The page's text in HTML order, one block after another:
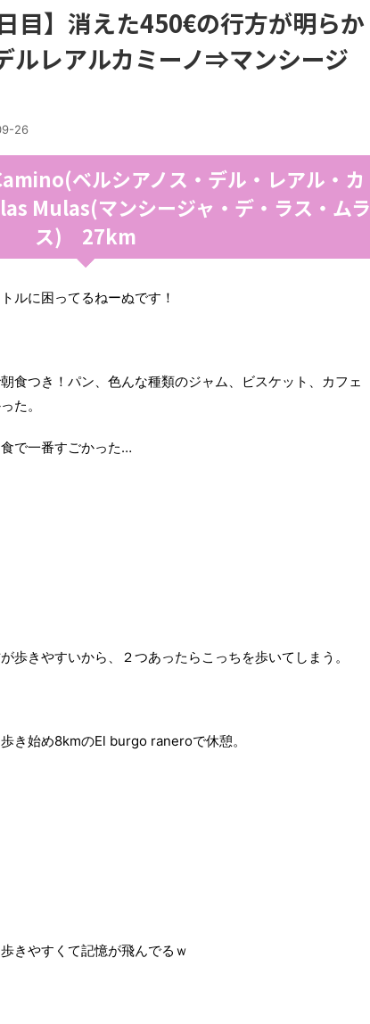
目】消えた450€の行方が明らか
ルレアルカミーノ⇒マンシージ
26
ベルシアノス・デル・レアル・カ
Mulas(マンシージャ・デ・ラス・ムラ
ス) 27km
ルに困ってるねーぬです！
食つき！パン、色んな種類のジャム、ビスケット、カフェ
た。
で一番すごかった…
歩きやすいから、２つあったらこっちを歩いてしまう。
き始め8kmのEl burgo raneroで休憩。
きやすくて記憶が飛んでるｗ